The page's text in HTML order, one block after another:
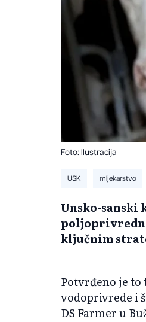
Foto: Ilustracija
USK mljekarstvo
Unsko-sanski
ključnim
Potvrđeno je
vodoprivrede i
DS Farmer u